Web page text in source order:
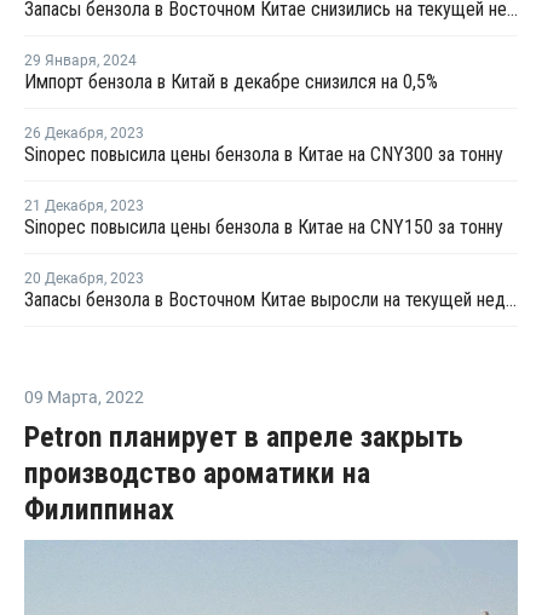
Запасы бензола в Восточном Китае снизились на текущей неделе
29 Января, 2024
Импорт бензола в Китай в декабре снизился на 0,5%
26 Декабря, 2023
Sinopec повысила цены бензола в Китае на CNY300 за тонну
21 Декабря, 2023
Sinopec повысила цены бензола в Китае на CNY150 за тонну
20 Декабря, 2023
Запасы бензола в Восточном Китае выросли на текущей неделе
09 Марта, 2022
Petron планирует в апреле закрыть
производство ароматики на
Филиппинах